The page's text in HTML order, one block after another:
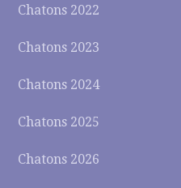
Chatons 2022
Chatons 2023
Chatons 2024
Chatons 2025
Chatons 2026